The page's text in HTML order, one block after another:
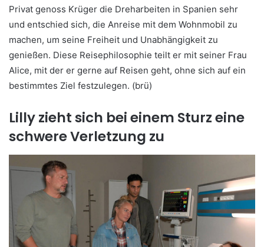
Privat genoss Krüger die Dreharbeiten in Spanien sehr
und entschied sich, die Anreise mit dem Wohnmobil zu
machen, um seine Freiheit und Unabhängigkeit zu
genießen. Diese Reisephilosophie teilt er mit seiner Frau
Alice, mit der er gerne auf Reisen geht, ohne sich auf ein
bestimmtes Ziel festzulegen. (brü)
Lilly zieht sich bei einem Sturz eine
schwere Verletzung zu